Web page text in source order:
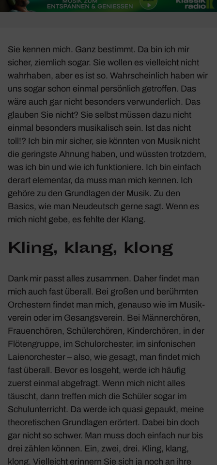
Sie kennen mich. Ganz bestimmt. Da bin ich mir
sicher, ziem­lich sogar. Sie wollen es viel­leicht nicht
wahr­haben, aber es ist so. Wahr­schein­lich haben wir
uns sogar schon einmal persön­lich getroffen. Das
wäre auch gar nicht beson­ders verwun­der­lich. Das
glauben Sie nicht? Sie selbst müssen dazu nicht
einmal beson­ders musi­ka­lisch sein. Ist das nicht
toll!? Ich bin mir sicher, sie könnten von Musik nicht
die geringste Ahnung haben, und wüssten trotzdem,
was ich bin und wie ich funk­tio­niere. Ich bin einfach
derart elementar, da muss man mich kennen. Ich
gehöre zu den Grund­lagen der Musik. Zu den
Basics, wie man Neudeutsch gerne sagt. Wenn es
mich nicht gebe, es fehlte der Klang.
Kling, klang, klong
Dank mir passt alles zusammen. Daher findet man
mich auch fast überall. Bei großen und berühmten
Orches­tern findet man mich, genauso wie im Musik­
verein oder im Gesangs­verein. Bei Männer­chören,
Frau­en­chören, Schü­ler­chören, Kinder­chören, in der
Flöten­gruppe, im Schul­or­chester, im sinfo­ni­schen
Laien­or­chester – also, wie gesagt, man findet mich
fast überall. Bevor es losgeht, werde ich häufig
zuerst einmal abge­fragt. Wenn mich nicht alles
täuscht, dann treffen mich die Schüler sogar im
Schul­un­ter­richt. Da werde ich quasi gepaukt, meine
theo­re­ti­schen Grund­lagen erör­tert. Dabei bin doch
gar nicht so schwer. Man muss doch einfach nur bis
drei zählen können. Ein, zwei, drei. Kling, klang,
klong. Viel­leicht erin­nern Sie sich ja noch an ihre